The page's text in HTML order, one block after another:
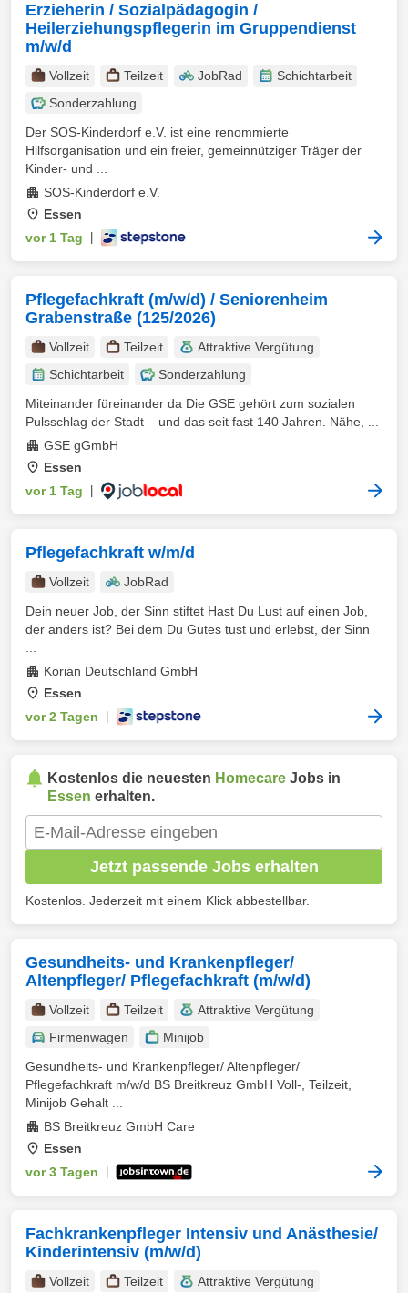
Erzieherin / Sozialpädagogin /
Heilerziehungspflegerin im Gruppendienst
m/w/d
Vollzeit Teilzeit JobRad
Schichtarbeit
Sonderzahlung
Der SOS-Kinderdorf e.V. ist eine renommierte
Hilfsorganisation und ein freier, gemeinnütziger Träger der
Kinder- und ...
SOS-Kinderdorf e.V.
Essen
vor 1 Tag
Pflegefachkraft (m/w/d) / Seniorenheim
Grabenstraße (125/2026)
Vollzeit Teilzeit
Attraktive Vergütung
Schichtarbeit
Sonderzahlung
Miteinander füreinander da Die GSE gehört zum sozialen
Pulsschlag der Stadt – und das seit fast 140 Jahren. Nähe, ...
GSE gGmbH
Essen
vor 1 Tag
Pflegefachkraft w/m/d
Vollzeit
JobRad
Dein neuer Job, der Sinn stiftet Hast Du Lust auf einen Job,
der anders ist? Bei dem Du Gutes tust und erlebst, der Sinn
Korian Deutschland GmbH
Essen
vor 2 Tagen
Kostenlos die neuesten Homecare Jobs in
Essen erhalten.
Jetzt passende Jobs erhalten
Kostenlos. Jederzeit mit einem Klick abbestellbar.
Gesundheits- und Krankenpfleger/
Altenpfleger/ Pflegefachkraft (m/w/d)
Vollzeit Teilzeit
Attraktive Vergütung
Firmenwagen
Minijob
Gesundheits- und Krankenpfleger/ Altenpfleger/
Pflegefachkraft m/w/d BS Breitkreuz GmbH Voll-, Teilzeit,
Minijob Gehalt ...
BS Breitkreuz GmbH Care
Essen
vor 3 Tagen
Fachkrankenpfleger Intensiv und Anästhesie/
Kinderintensiv (m/w/d)
Vollzeit Teilzeit Attraktive Vergütung